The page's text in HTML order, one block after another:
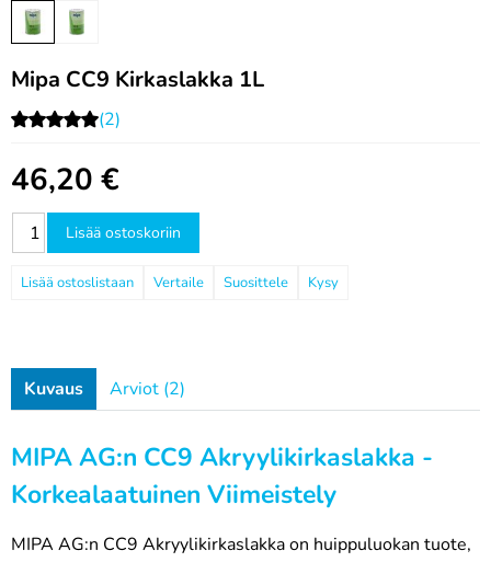
Mipa CC9 Kirkaslakka 1L
(2)
46,20 €
Lisää ostoskoriin
Vertaile Suosittele Kysy
Kuvaus Arviot (2)
MIPA AG:n CC9 Akryylikirkaslakka -
Korkealaatuinen Viimeistely
MIPA AG:n CC9 Akryylikirkaslakka on huippuluokan tuote,